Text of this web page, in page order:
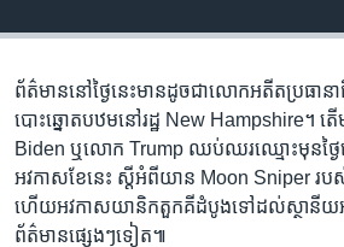
ស្វែង​
ព័ត៌មាននៅថ្ងៃនេះមានដូចជាលោកអតីតប្រធាន
បោះឆ្នោតបឋមនៅរដ្ឋ New Hampshire។ ត
Biden ឬលោក Trump ឈប់ឈរឈ្មោះមុនថ្ងៃប
អវកាសខែនេះ ស្តីអំពីយាន Moon Sniper រប
ហើយអវកាសយានិកតួកគីដំបូងទៅដល់ស្ថានីយអ
ព័ត៌មានផ្សេងៗទៀត៕